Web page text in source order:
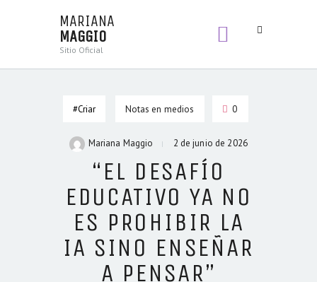
MARIANA
MAGGIO
Sitio Oficial
#Criar Notas en medios 0
Mariana Maggio 2 de junio de 2026
“EL DESAFÍO
EDUCATIVO YA NO
ES PROHIBIR LA
IA SINO ENSEÑAR
A PENSAR”
MAGGIO
BIENVENIDA
LIBROS
SECCIONES
CONTENIDOS